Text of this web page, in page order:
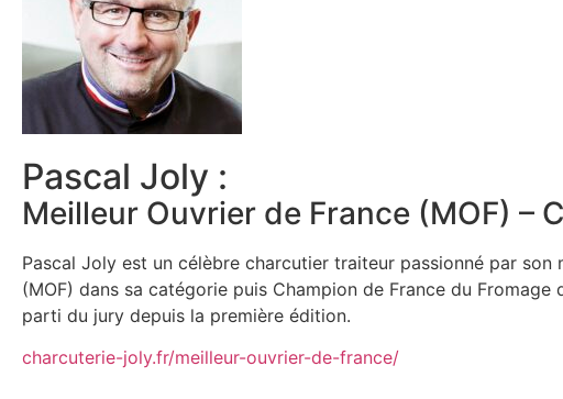
Pascal Joly :
Meilleur Ouvrier de France (MOF) –
Pascal Joly est un célèbre charcutier traiteur passionné par
(MOF) dans sa catégorie puis Champion de France du
parti du jury depuis la première édition.
charcuterie-joly.fr/meilleur-ouvrier-de-france/